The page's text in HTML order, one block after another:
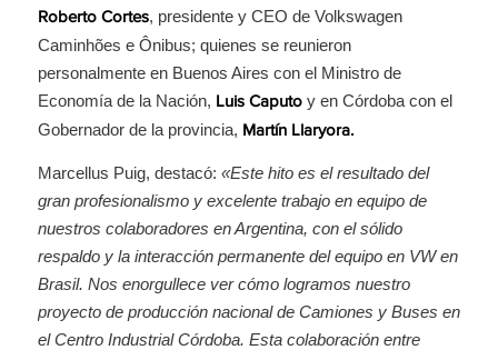
Roberto Cortes, presidente y CEO de Volkswagen
Caminhões e Ônibus; quienes se reunieron
personalmente en Buenos Aires con el Ministro de
Economía de la Nación, Luis Caputoy en Córdoba con el
Gobernador de la provincia, Martín Llaryora.
Marcellus Puig, destacó: «Este hito es el resultado del
gran profesionalismo y excelente trabajo en equipo de
nuestros colaboradores en Argentina, con el sólido
respaldo y la interacción permanente del equipo en VW en
Brasil. Nos enorgullece ver cómo logramos nuestro
proyecto de producción nacional de Camiones y Buses en
el Centro Industrial Córdoba. Esta colaboración entre